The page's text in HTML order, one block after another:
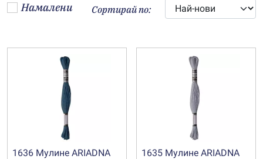
Намалени Сортирай по:
1636 Мулине АRIADNA 1635 Мулине АRIADNA